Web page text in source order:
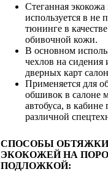
Стеганная
используется в не
тюнинге в
обивочной кожи.
В основном
чехлов на сидения
дверных карт
Применяется для
обшивок в салоне
автобуса, в
различной
СПОСОБЫ
ЭКОКОЖЕЙ НА
ПОДЛОЖКОЙ: